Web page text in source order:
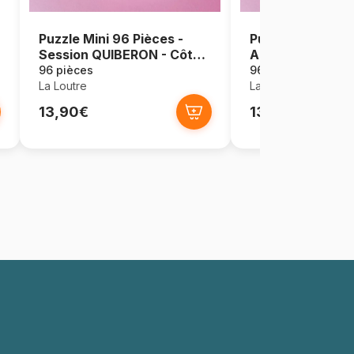
Puzzle Mini 96 Pièces -
Session QUIBERON - Côte
Sauvage
96 pièces
La Loutre
13,90€
Puzzle Mini 96
AILLEURS dans
96 pièces
La Loutre
13,90€